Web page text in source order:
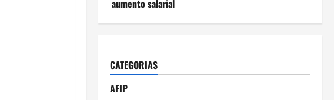
aumento salarial
CATEGORIAS
AFIP